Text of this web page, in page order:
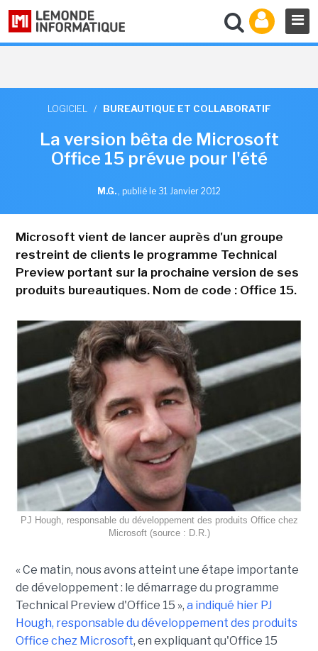
LOGICIEL / BUREAUTIQUE ET COLLABORATIF
La version bêta de Microsoft
Office 15 prévue pour l'été
M.G. , publié le 31 Janvier 2012
Microsoft vient de lancer auprès d'un groupe
restreint de clients le programme Technical
Preview portant sur la prochaine version de ses
produits bureautiques. Nom de code : Office 15.
PJ Hough, responsable du développement des produits Office chez
Microsoft (source : D.R.)
« Ce matin, nous avons atteint une étape importante
de développement : le démarrage du programme
Technical Preview d'Office 15 », a indiqué hier PJ
Hough, responsable du développement des produits
Office chez Microsoft, en expliquant qu'Office 15